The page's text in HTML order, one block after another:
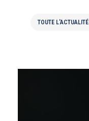
TOUTE L'ACTUALITÉ